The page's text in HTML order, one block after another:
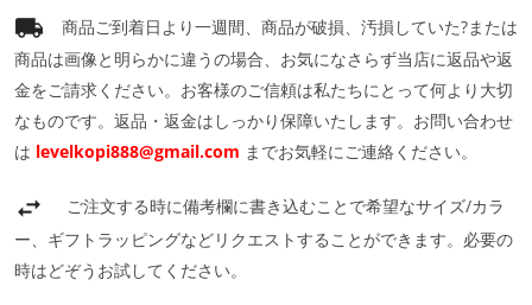
商品ご到着日より一週間、商品が破損、汚損していた?または
商品は画像と明らかに違うの場合、お気になさらず当店に返品や返
金をご請求ください。お客様のご信頼は私たちにとって何より大切
なものです。返品・返金はしっかり保障いたします。お問い合わせ
は levelkopi888@gmail.com までお気軽にご連絡ください。
ご注文する時に備考欄に書き込むことで希望なサイズ/カラ
ー、ギフトラッピングなどリクエストすることができます。必要の
時はどぞうお試してください。